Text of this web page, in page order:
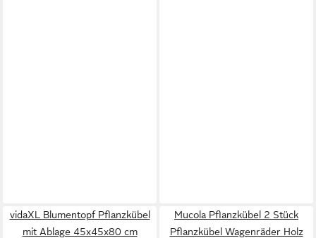
vidaXL Blumentopf Pflanzkübel
mit Ablage 45x45x80 cm
Mucola Pflanzkübel 2 Stück
Pflanzkübel Wagenräder Holz